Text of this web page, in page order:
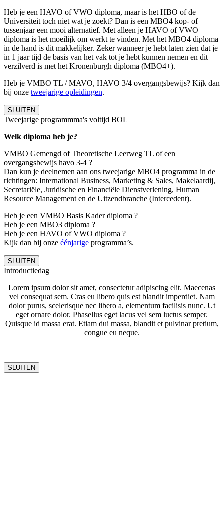
Heb je een HAVO of VWO diploma, maar is het HBO of de
Universiteit toch niet wat je zoekt? Dan is een MBO4 kop- of
tussenjaar een mooi alternatief. Met alleen je HAVO of VWO
diploma is het moeilijk om werkt te vinden. Met het MBO4 diploma
in de hand is dit makkelijker. Zeker wanneer je hebt laten zien dat je
in 1 jaar tijd de basis van het vak tot je hebt kunnen nemen en dit
verzilverd is met het Kronenburgh diploma (MBO4+).
Heb je VMBO TL / MAVO, HAVO 3/4 overgangsbewijs? Kijk dan
bij onze tweejarige opleidingen.
SLUITEN
Tweejarige programmma's voltijd BOL
Welk diploma heb je?
VMBO Gemengd of Theoretische Leerweg TL of een
overgangsbewijs havo 3-4 ?
Dan kun je deelnemen aan ons tweejarige MBO4 programma in de
richtingen: International Business, Marketing & Sales, Makelaardij,
Secretariële, Juridische en Financiële Dienstverlening, Human
Resource Management en de Uitzendbranche (Intercedent).
Heb je een VMBO Basis Kader diploma ?
Heb je een MBO3 diploma ?
Heb je een HAVO of VWO diploma ?
Kijk dan bij onze éénjarige programma’s.
SLUITEN
Introductiedag
Lorem ipsum dolor sit amet, consectetur adipiscing elit. Maecenas
vel consequat sem. Cras eu libero quis est blandit imperdiet. Nam
dolor purus, scelerisque nec libero a, elementum facilisis nunc. Ut
eget ornare dolor. Phasellus eget lacus vel sem luctus semper.
Quisque id massa erat. Etiam dui massa, blandit et pulvinar pretium,
congue eu neque.
SLUITEN